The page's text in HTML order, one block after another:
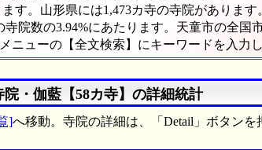
す。山形県には1,473カ寺の寺院がありま
院数の3.94%にあたります。天童市の全国
ニューの【全文検索】にキーワードを入力し
・伽藍【58カ寺】の詳細統計
]へ移動。寺院の詳細は、「Detail」ボタン